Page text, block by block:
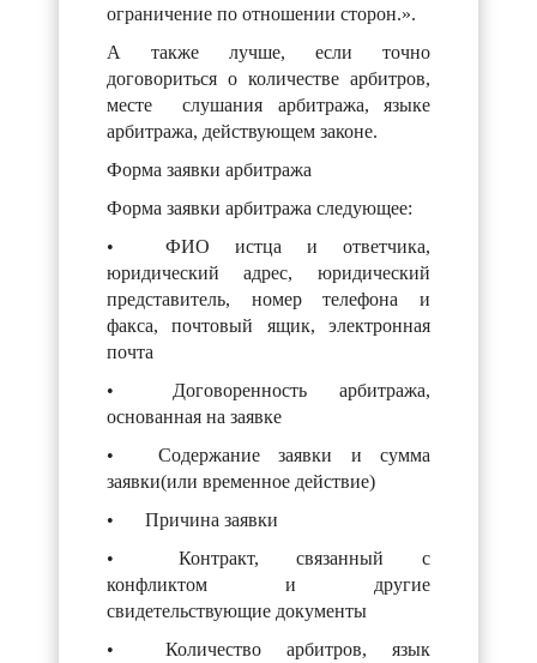
ограничение по отношении сторон.».
А также лучше, если точно
договориться о количестве арбитров,
месте слушания арбитража, языке
арбитража, действующем законе.
Форма заявки арбитража
Форма заявки арбитража следующее:
•
ФИО истца и ответчика,
юридический адрес, юридический
представитель, номер телефона и
факса, почтовый ящик, электронная
почта
•
Договоренность арбитража,
основанная на заявке
•
Содержание заявки и сумма
заявки(или временное действие)
•
Причина заявки
•
Контракт, связанный с
конфликтом и другие
свидетельствующие документы
•
Количество арбитров, язык